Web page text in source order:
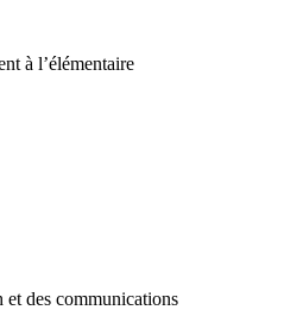
à l’élémentaire
des communications